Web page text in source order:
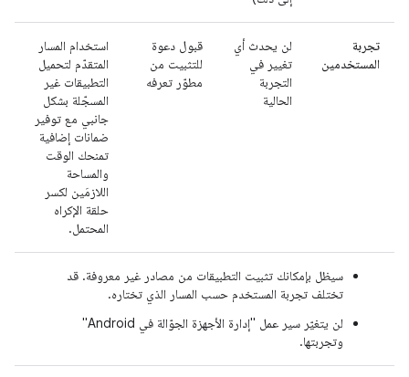
تجربة
المستخدمين
لن يحدث أي
تغيير في
التجربة
الحالية
قبول دعوة
للتثبيت من
مطوّر تعرفه
استخدام المسار
المتقدّم لتحميل
التطبيقات غير
المسجّلة بشكل
جانبي مع توفير
ضمانات إضافية
تمنحك الوقت
والمساحة
اللازمَين لكسر
حلقة الإكراه
المحتمل.
سيظل بإمكانك تثبيت التطبيقات من مصادر غير معروفة. قد
تختلف تجربة المستخدم حسب المسار الذي تختاره.
لن يتغيّر سير عمل "إدارة الأجهزة الجوّالة في Android"
وتجربتها.